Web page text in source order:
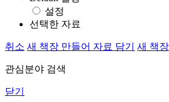
설정
선택한 자료
취소 새 책장 만들어 자료 담기 새 책
관심분야 검색
닫기